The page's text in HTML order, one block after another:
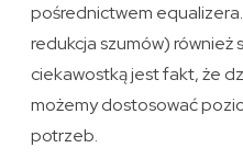
pośrednictwem
redukcja szumów) również
ciekawostką jest fakt, że
możemy dostosować
potrzeb.